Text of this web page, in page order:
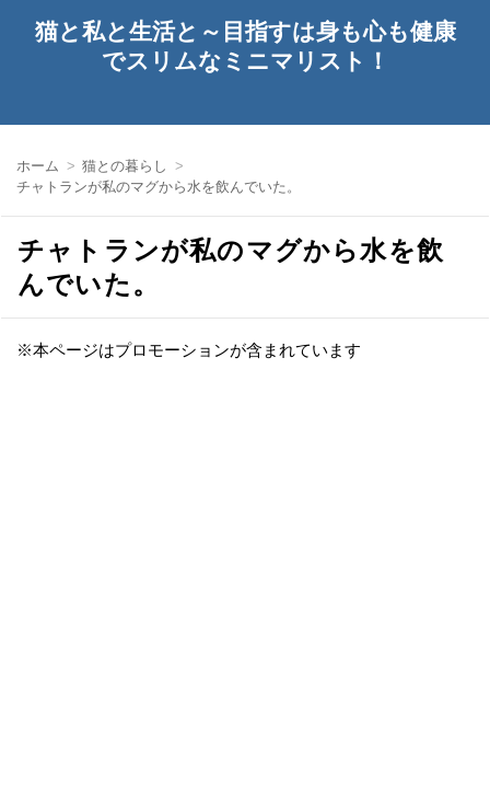
猫と私と生活と～目指すは身も心も健康
でスリムなミニマリスト！
ホーム
猫との暮らし
チャトランが私のマグから水を飲んでいた。
チャトランが私のマグから水を飲
んでいた。
※本ページはプロモーションが含まれています